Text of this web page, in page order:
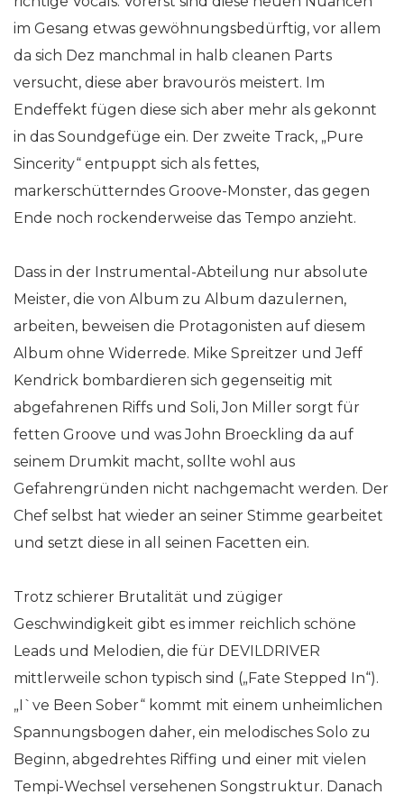
im Gesang etwas gewöhnungsbedürftig, vor allem
da sich Dez manchmal in halb cleanen Parts
versucht, diese aber bravourös meistert. Im
Endeffekt fügen diese sich aber mehr als gekonnt
in das Soundgefüge ein. Der zweite Track, „Pure
Sincerity“ entpuppt sich als fettes,
markerschütterndes Groove-Monster, das gegen
Ende noch rockenderweise das Tempo anzieht.
Dass in der Instrumental-Abteilung nur absolute
Meister, die von Album zu Album dazulernen,
arbeiten, beweisen die Protagonisten auf diesem
Album ohne Widerrede. Mike Spreitzer und Jeff
Kendrick bombardieren sich gegenseitig mit
abgefahrenen Riffs und Soli, Jon Miller sorgt für
fetten Groove und was John Broeckling da auf
seinem Drumkit macht, sollte wohl aus
Gefahrengründen nicht nachgemacht werden. Der
Chef selbst hat wieder an seiner Stimme gearbeitet
und setzt diese in all seinen Facetten ein.
Trotz schierer Brutalität und zügiger
Geschwindigkeit gibt es immer reichlich schöne
Leads und Melodien, die für DEVILDRIVER
mittlerweile schon typisch sind („Fate Stepped In“).
„I`ve Been Sober“ kommt mit einem unheimlichen
Spannungsbogen daher, ein melodisches Solo zu
Beginn, abgedrehtes Riffing und einer mit vielen
Tempi-Wechsel versehenen Songstruktur. Danach